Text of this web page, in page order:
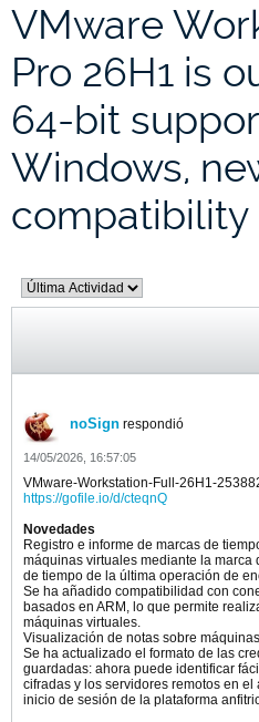
VMware
Pro 26H1 is
64-bit
Windows,
compatibility
noSign respondió
14/05/2026, 16:57:05
VMware-Workstation-Full-26H1-
https://gofile.io/d/cteqnQ
Novedades
Registro e informe de marcas de
máquinas virtuales mediante la marca
de tiempo de la última operación de
Se ha añadido compatibilidad con
basados en ARM, lo que permite
máquinas virtuales.
Visualización de notas sobre
Se ha actualizado el formato de las
guardadas: ahora puede identificar
cifradas y los servidores remotos en
inicio de sesión de la plataforma